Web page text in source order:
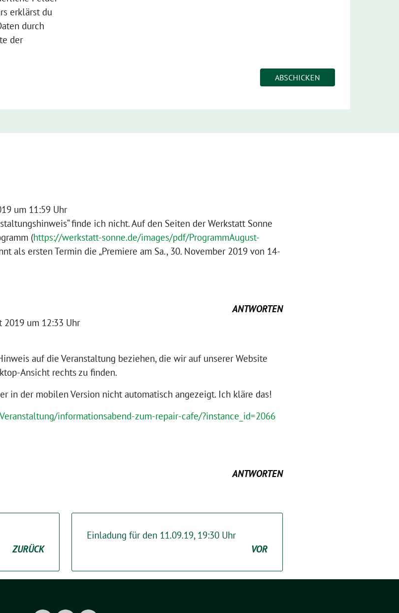
erklärst du
durch
der
um 11:59 Uhr
finde ich nicht. Auf den Seiten der Werkstatt Sonne
(https://werkstatt-sonne.de/images/pdf/ProgrammAugust-
als ersten Termin die „Premiere am Sa., 30. November 2019 von 14-
ANTWORTEN
2019 um 12:33 Uhr
auf die Veranstaltung beziehen, die wir auf unserer Website
Ansicht rechts zu finden.
in der mobilen Version nicht automatisch angezeigt. Ich kläre das!
informationsabend-zum-repair-cafe/?instance_id=2066
ANTWORTEN
ZURÜCK
Einladung für den 11.09.19, 19:30 Uhr
VOR